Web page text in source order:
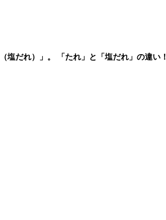
塩だれ）」。 「たれ」と「塩だれ」の違い！